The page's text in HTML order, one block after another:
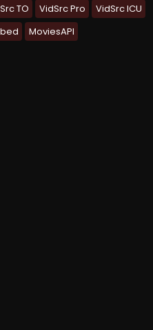
TO VidSrc Pro
VidSrc ICU
MoviesAPI